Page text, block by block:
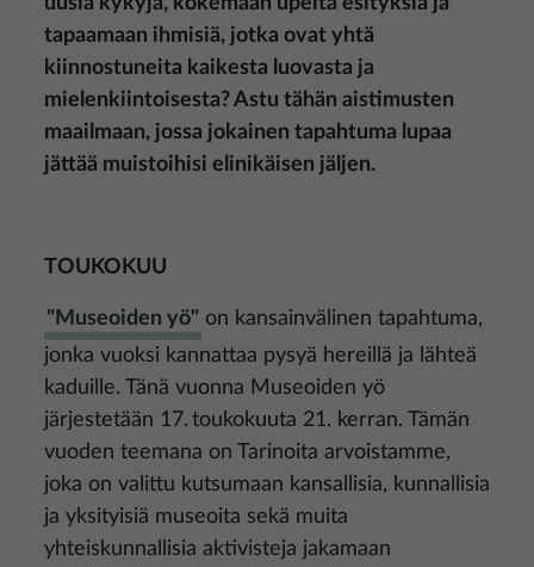
tapaamaan ihmisiä, jotka ovat yhtä
kiinnostuneita kaikesta luovasta ja
mielenkiintoisesta? Astu tähän aistimusten
maailmaan, jossa jokainen tapahtuma lupaa
jättää muistoihisi elinikäisen jäljen.
TOUKOKUU
"Museoiden yö" on kansainvälinen tapahtuma,
jonka vuoksi kannattaa pysyä hereillä ja lähteä
kaduille. Tänä vuonna Museoiden yö
järjestetään 17. toukokuuta 21. kerran. Tämän
vuoden teemana on Tarinoita arvoistamme,
joka on valittu kutsumaan kansallisia, kunnallisia
ja yksityisiä museoita sekä muita
yhteiskunnallisia aktivisteja jakamaan